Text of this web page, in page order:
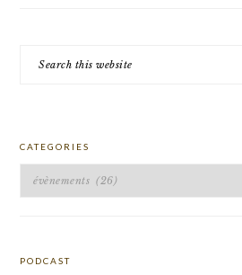
this
CATEGORIES
PODCAST